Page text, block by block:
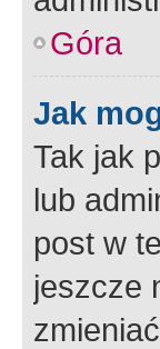
Góra
Jak
Tak jak
lub
post w
jeszcze